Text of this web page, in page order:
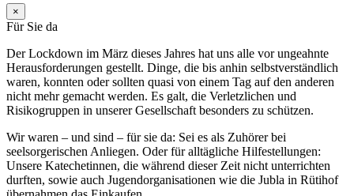
×
Für Sie da
Der Lockdown im März dieses Jahres hat uns alle vor ungeahnte
Herausforderungen gestellt. Dinge, die bis anhin selbstverständlich
waren, konnten oder sollten quasi von einem Tag auf den anderen
nicht mehr gemacht werden. Es galt, die Verletzlichen und
Risikogruppen in unserer Gesellschaft besonders zu schützen.
Wir waren – und sind – für sie da: Sei es als Zuhörer bei
seelsorgerischen Anliegen. Oder für alltägliche Hilfestellungen:
Unsere Katechetinnen, die während dieser Zeit nicht unterrichten
durften, sowie auch Jugendorganisationen wie die Jubla in Rütihof